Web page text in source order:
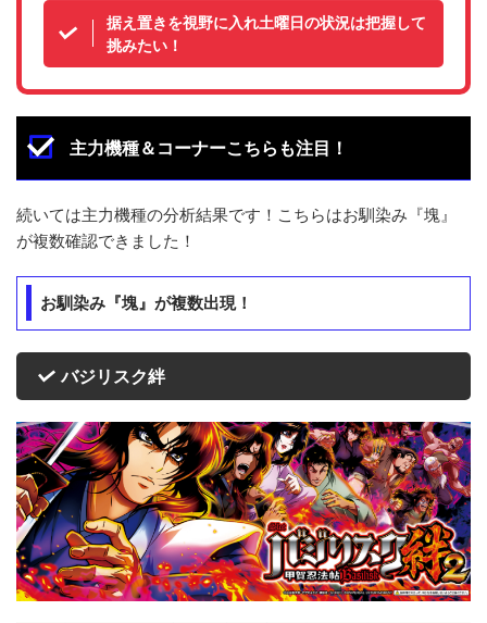
据え置きを視野に入れ土曜日の状況は把握して
挑みたい！
主力機種＆コーナーこちらも注目！
続いては主力機種の分析結果です！こちらはお馴染み『塊』
が複数確認できました！
お馴染み『塊』が複数出現！
バジリスク絆